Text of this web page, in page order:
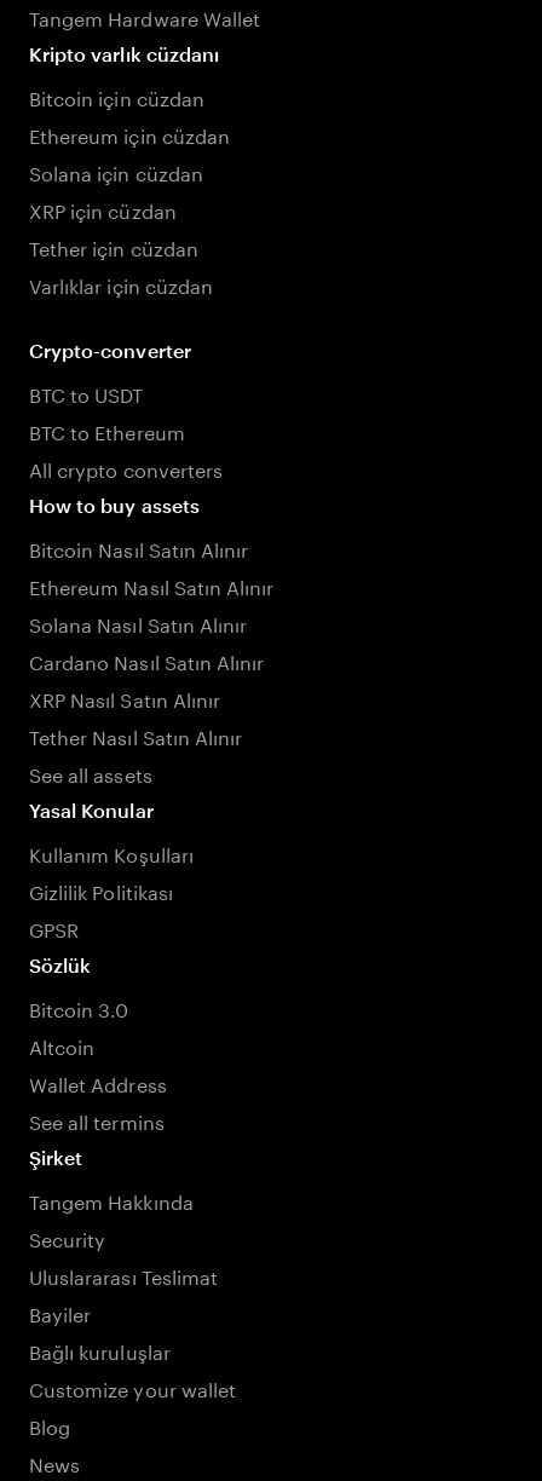
Tangem Hardware Wallet
Kripto varlık cüzdanı
Bitcoin için cüzdan
Ethereum için cüzdan
Solana için cüzdan
XRP için cüzdan
Tether için cüzdan
Varlıklar için cüzdan
Crypto-converter
BTC to USDT
BTC to Ethereum
All crypto converters
How to buy assets
Bitcoin Nasıl Satın Alınır
Ethereum Nasıl Satın Alınır
Solana Nasıl Satın Alınır
Cardano Nasıl Satın Alınır
XRP Nasıl Satın Alınır
Tether Nasıl Satın Alınır
See all assets
Yasal Konular
Kullanım Koşulları
Gizlilik Politikası
GPSR
Sözlük
Bitcoin 3.0
Altcoin
Wallet Address
See all termins
Şirket
Tangem Hakkında
Security
Uluslararası Teslimat
Bayiler
Bağlı kuruluşlar
Customize your wallet
Blog
News